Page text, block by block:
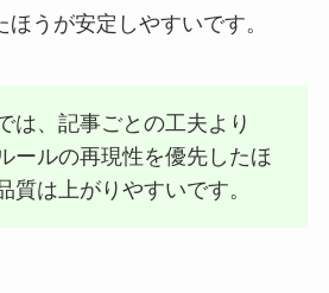
うが安定しやすいです。
は、記事ごとの工夫より
ールの再現性を優先したほ
質は上がりやすいです。